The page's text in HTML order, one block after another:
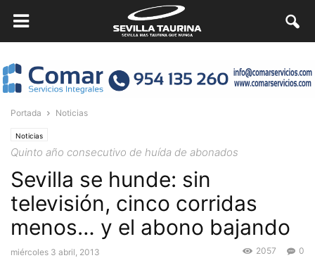
Portada Noticias
Noticias
Quinto año consecutivo de huída de abonados
Sevilla se hunde: sin
televisión, cinco corridas
menos… y el abono bajando
miércoles 3 abril, 2013 0
2057